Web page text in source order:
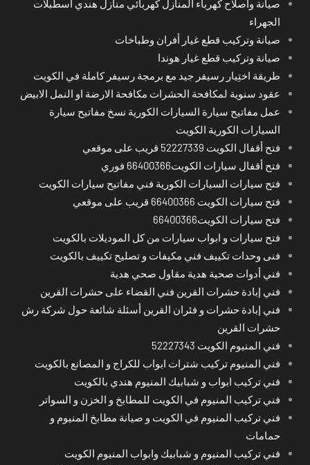
صيانة واصلاح كهرباء المنازل كهربائي منازل هندي اسطبلات
الجهراء
صيانة وتركيب قطع غيار أفران وطباخات
صيانة وتركيب قطع غيار هوندا
طريقة اختِيار رسيفر جيد مع برمجة رسيفر كاملة في الكويت
عقود سنوية لمكافحة الحشرات مكافحة الارضة او النمل الابيض
عمل مفاتيح سيارة السيارات الكورية نسخ مفاتيح سيارة
السيارات الكورية الكويت
فتح أقفال الكويت 52227339 قريب على موقعي
فتح أقفال سيارات الكويت66400366 فوري
فتح سيارات السيارات الكورية فني مفاتيح سيارات الكويت
فتح سيارات الكويت 66400366 قريب على موقعي
فتح سيارات الكويت66400366
فتح سيارات و ابواب سيارات من كل الموديلات بالكويت
فنى وحدات تكييف فني مكيفات و تصليح تكييف بالكويت
فني أدوات صحية هدية مقاول صحي هدية
فني إبادة حشرات القرين فني القضاء على حشرات القرين
فني إبادة حشرات و فئران القرين أسئلة شائعة حول شركة رش
حشرات القرين
فني المنيوم الكويت 52227343
فني المنيوم تركيب شترات ابواب للكراج و المصانع بالكويت
فني تركيب ابواب و شبابيك المنيوم هندي بالكويت
فني تركيب المنيوم في الكويت للمطابخ و الخزن و السواتر
فني تركيب المنيوم في الكويت و صيانة مطابخ المنيوم و
حمامات
فني تركيب المنيوم و شبابيك وابواب المنيوم الكويت